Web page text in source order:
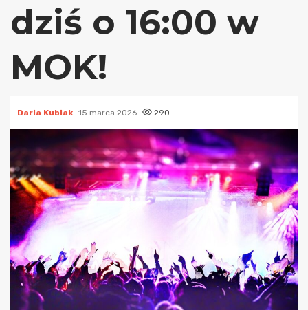
dziś o 16:00 w
MOK!
Daria Kubiak 15 marca 2026 290